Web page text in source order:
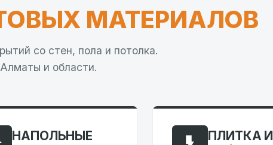
МАТЕРИАЛОВ
со стен, пола и потолка.
и области.
НАПОЛЬНЫЕ
ПЛИТКА И